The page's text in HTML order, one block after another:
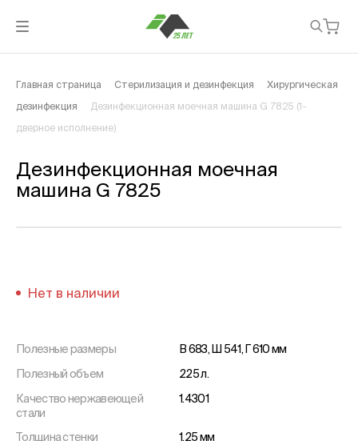
Главная страница Стерилизация и дезинфекция Хирургическая
дезинфекция Дезинфекционная моечная машина G 7825 (1-
дверное исполнение)
Дезинфекционная моечная
машина G 7825
Нет в наличии
Полезные размеры
В 683, Ш 541, Г 610 мм
Полезный объем
225 л.
Качество нержавеющей
стали
1.4301
Толщина стенки
1,25 мм